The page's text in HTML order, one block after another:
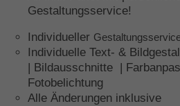
Gestaltungsservice!
Individueller
Individuelle Text- &
| Bildausschnitte |
Fotobelichtung
Alle Änderungen inklusive